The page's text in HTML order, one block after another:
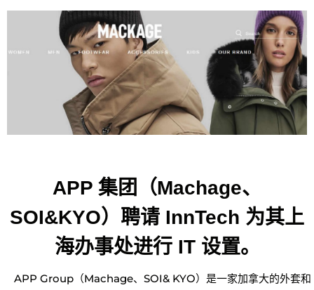
APP 集团（Machage、
SOI&KYO）聘请 InnTech 为其上
海办事处进行 IT 设置。
APP Group（Machage、SOI& KYO）是一家加拿大的外套和